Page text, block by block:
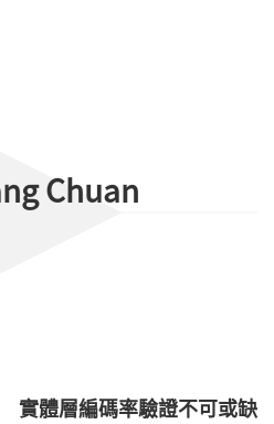
Chuan
實體層編碼率驗證不可或缺